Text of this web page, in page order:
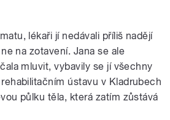
lékaři jí nedávali příliš nadějí
na zotavení. Jana se ale
mluvit, vybavily se jí všechny
ústavu v Kladrubech
půlku těla, která zatím zůstává